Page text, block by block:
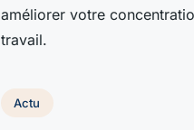
améliorer votre
travail.
Actu